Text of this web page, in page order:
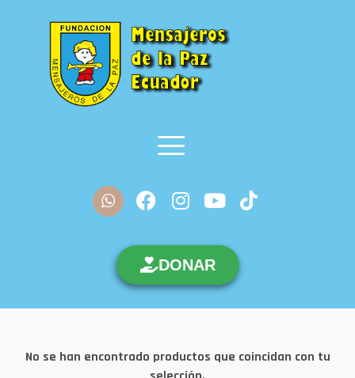
DONAR
No se han encontrado productos que coincidan con tu